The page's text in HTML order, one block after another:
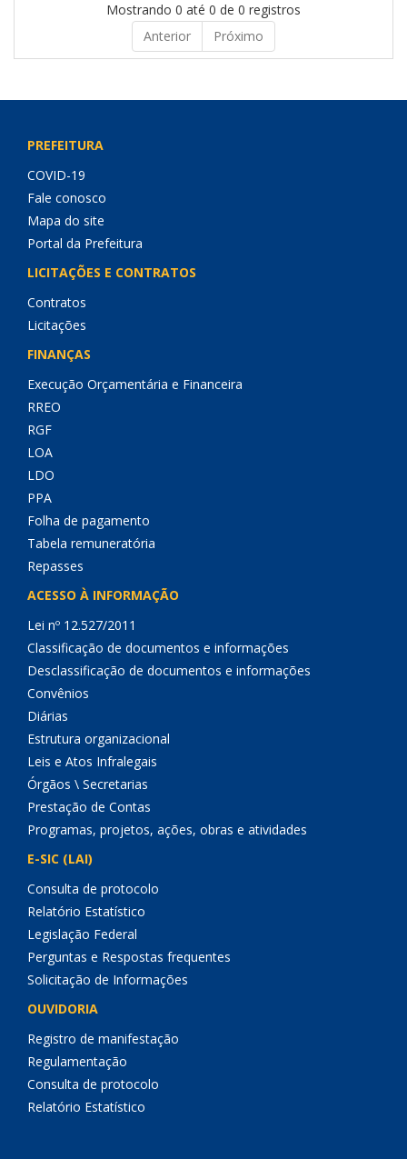
Mostrando 0 até 0 de 0 registros
Anterior
Próximo
PREFEITURA
COVID-19
Fale conosco
Mapa do site
Portal da Prefeitura
LICITAÇÕES E CONTRATOS
Contratos
Licitações
FINANÇAS
Execução Orçamentária e Financeira
RREO
RGF
LOA
LDO
PPA
Folha de pagamento
Tabela remuneratória
Repasses
ACESSO À INFORMAÇÃO
Lei nº 12.527/2011
Classificação de documentos e informações
Desclassificação de documentos e informações
Convênios
Diárias
Estrutura organizacional
Leis e Atos Infralegais
Órgãos \ Secretarias
Prestação de Contas
Programas, projetos, ações, obras e atividades
E-SIC (LAI)
Consulta de protocolo
Relatório Estatístico
Legislação Federal
Perguntas e Respostas frequentes
Solicitação de Informações
OUVIDORIA
Registro de manifestação
Regulamentação
Consulta de protocolo
Relatório Estatístico